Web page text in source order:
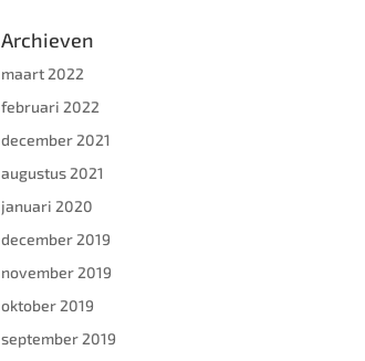
Archieven
maart 2022
februari 2022
december 2021
augustus 2021
januari 2020
december 2019
november 2019
oktober 2019
september 2019